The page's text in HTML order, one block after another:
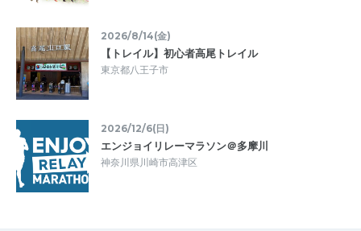
2026/8/14(金)
【トレイル】初心者高尾トレイル
東京都八王子市
2026/12/6(日)
エンジョイリレーマラソン＠多摩川
神奈川県川崎市高津区